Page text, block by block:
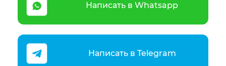
Написать в Whatsapp
Написать в Telegram